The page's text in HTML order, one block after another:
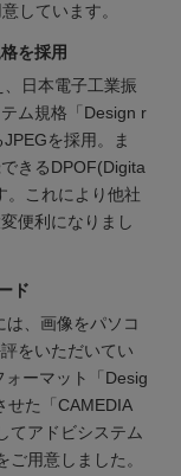
しています。
を採用
日本電子工業振
ム規格「Design r
を採用。ま
きるDPOF(Digita
。これにより他社
便利になりまし
ド
は、画像をパソコ
をいただいてい
ォーマット「Desig
せた「CAMEDIA
てアドビシステム
用意しました。